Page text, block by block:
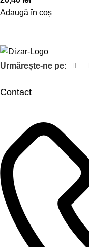
Adaugă în coș
Urmărește-ne pe:
Contact